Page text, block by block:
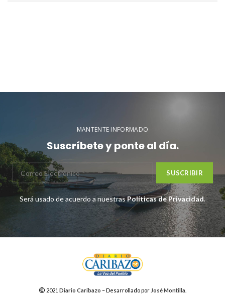
MANTENTE INFORMADO
Suscríbete y ponte al día.
Será usado de acuerdo a nuestrasPolíticas de Privacidad.
2021 Diario Caribazo – Desarrollado por José Montilla